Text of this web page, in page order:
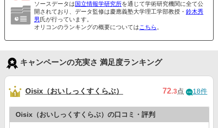
ソースデータは 国立情報学研究所を通じて学術研究機関に全て公
開されており、データ監修は慶應義塾大学理工学部教授・ 鈴木秀
男 氏が行っています。
オリコンのランキングの概要についてはこちら 。
キャンペーンの充実さ 満足度ランキング
Oisix（おいしっくすくらぶ） 72.3点 18件
Oisix（おいしっくすくらぶ）の口コミ・評判